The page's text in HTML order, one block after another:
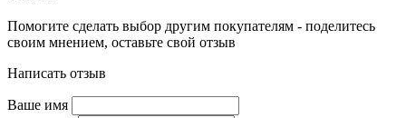
Помогите сделать выбор другим покупателям - поделитесь
своим мнением, оставьте свой отзыв
Написать отзыв
Ваше имя